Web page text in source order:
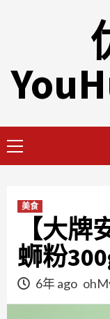
Menu
美食
【大
蛳粉
6年 ago